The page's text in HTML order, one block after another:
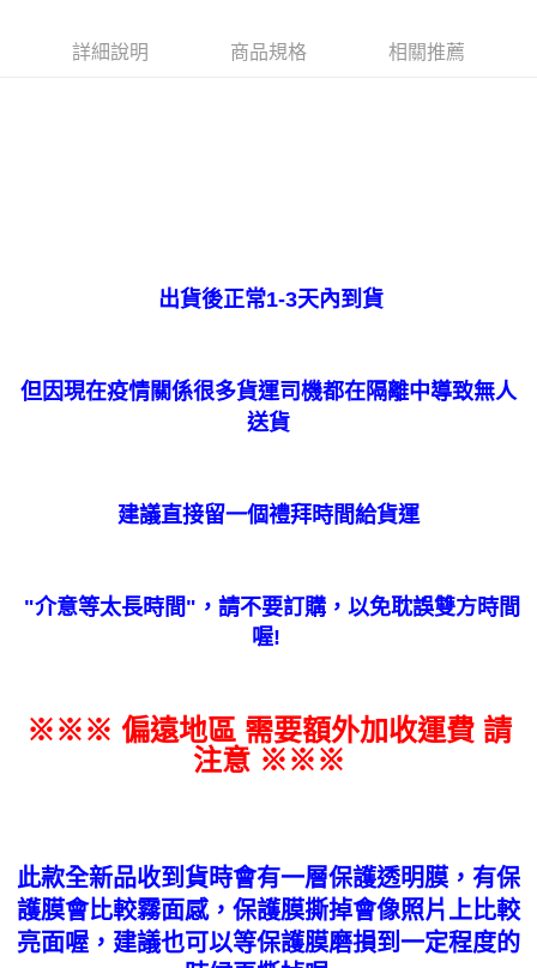
詳細說明 商品規格 相關推薦
出貨後正常1-3天內到貨
但因現在疫情關係很多貨運司機都在隔離中導致無人
送貨
建議直接留一個禮拜時間給貨運
"介意等太長時間" ，請不要訂購，以免耽誤雙方時間
喔!
※※※ 偏遠地區 需要額外加收運費 請
注意 ※※※
此款全新品收到貨時會有一層保護透明膜，有保
護膜會比較霧面感，保護膜撕掉會像照片上比較
亮面喔，建議也可以等保護膜磨損到一定程度的